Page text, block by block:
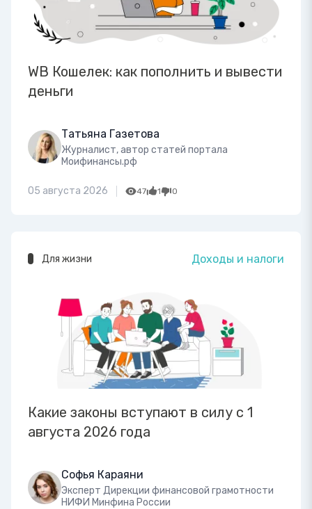
WB Кошелек: как пополнить и вывести
деньги
Татьяна Газетова
Журналист, автор статей портала
Моифинансы.рф
05 августа 2026 47 1 0
Для жизни Доходы и налоги
Какие законы вступают в силу с 1
августа 2026 года
Софья Караяни
Эксперт Дирекции финансовой грамотности
НИФИ Минфина России